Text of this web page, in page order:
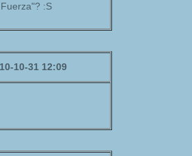
:S
10-31 12:09